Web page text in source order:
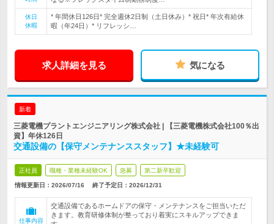
休日
休暇
* 年間休日126日* 完全週休2日制（土日休み）* 祝日* 年次有給休
暇（年24日）* リフレッシ…
求人詳細を見る 気になる
新着
三菱電機プラントエンジニアリング株式会社 | 【三菱電機株式会社100％出
資】年休126日
交通設備の【保守メンテナンススタッフ】★未経験可
正社員 職種・業種未経験OK 急募 第二新卒歓迎
情報更新日：2026/07/16 終了予定日： 2026/12/31
仕事内容
交通設備であるホームドアの保守・メンテナンスをご担当いただ
きます。教育研修体制が整っており着実にスキルアップできま